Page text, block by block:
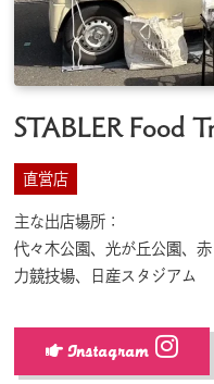
STABLER Food
直営店
主な出店場所：
代々木公園、光が丘公園、
力競技場、日産スタジアム
Instagram